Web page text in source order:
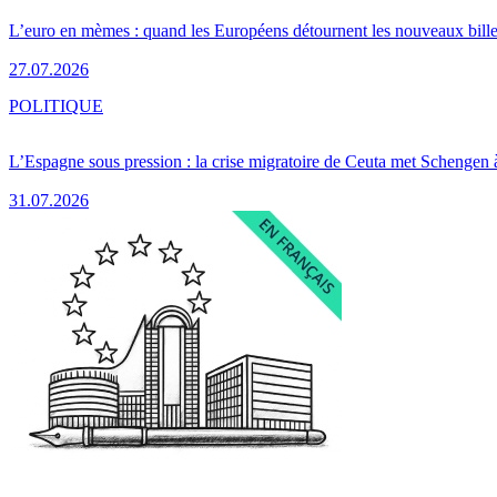
L’euro en mèmes : quand les Européens détournent les nouveaux
27.07.2026
L’Espagne sous pression : la crise migratoire de Ceuta met Schengen
31.07.2026
POLITIQUE